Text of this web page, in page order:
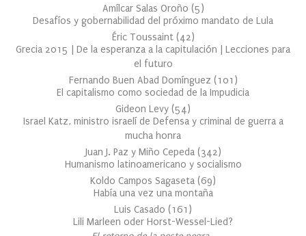
Amílcar Salas Oroño (5)
Desafíos y gobernabilidad del próximo mandato de Lula
Éric Toussaint (42)
Grecia 2015 | De la esperanza a la capitulación | Lecciones para
el futuro
Fernando Buen Abad Domínguez (101 )
El capitalismo como sociedad de la Impudicia
Gideon Levy (54)
Israel Katz, ministro israelí de Defensa y criminal de guerra a
mucha honra
Juan J. Paz y Miño Cepeda (342)
Humanismo latinoamericano y socialismo
Koldo Campos Sagaseta (69)
Había una vez una montaña
Luis Casado (161 )
Lili Marleen oder Horst-Wessel-Lied?